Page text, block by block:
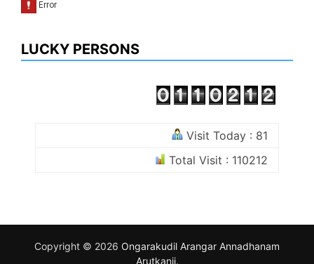
LUCKY PERSONS
Visit Today : 81
Total Visit : 110212
Copyright © 2026 Ongarakudil Arangar Annadhanam
Arutkanji.